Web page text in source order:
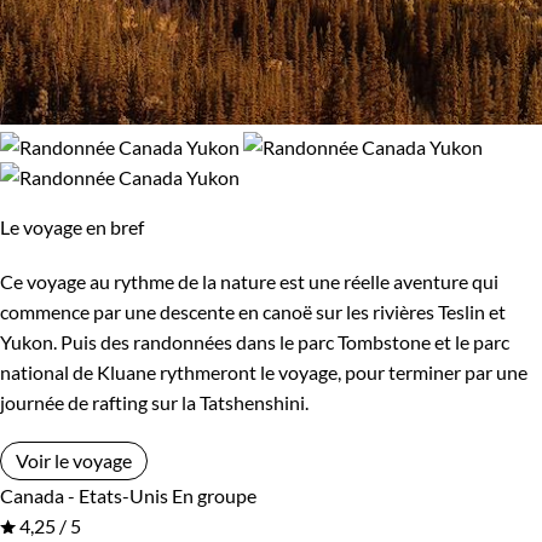
Le voyage en bref
Ce voyage au rythme de la nature est une réelle aventure qui
commence par une descente en canoë sur les rivières Teslin et
Yukon. Puis des randonnées dans le parc Tombstone et le parc
national de Kluane rythmeront le voyage, pour terminer par une
journée de rafting sur la Tatshenshini.
Voir le voyage
Canada - Etats-Unis En groupe
4,25 / 5